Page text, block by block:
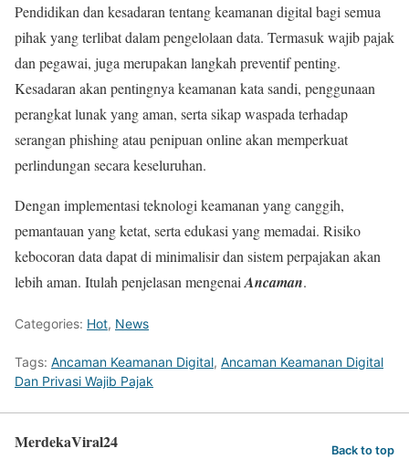
Pendidikan dan kesadaran tentang keamanan digital bagi semua
pihak yang terlibat dalam pengelolaan data. Termasuk wajib pajak
dan pegawai, juga merupakan langkah preventif penting.
Kesadaran akan pentingnya keamanan kata sandi, penggunaan
perangkat lunak yang aman, serta sikap waspada terhadap
serangan phishing atau penipuan online akan memperkuat
perlindungan secara keseluruhan.
Dengan implementasi teknologi keamanan yang canggih,
pemantauan yang ketat, serta edukasi yang memadai. Risiko
kebocoran data dapat di minimalisir dan sistem perpajakan akan
lebih aman. Itulah penjelasan mengenai Ancaman.
Categories: Hot, News
Tags: Ancaman Keamanan Digital, Ancaman Keamanan Digital
Dan Privasi Wajib Pajak
MerdekaViral24 Back to top